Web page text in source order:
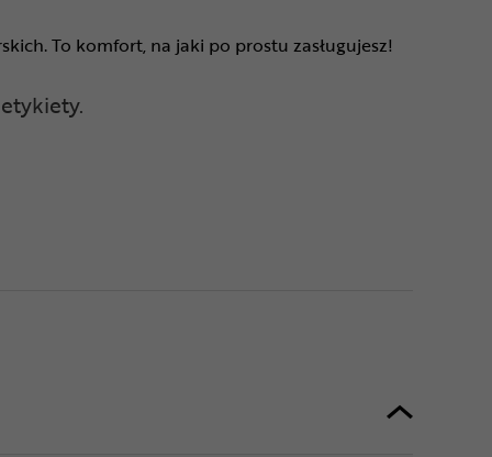
To komfort, na jaki po prostu zasługujesz!